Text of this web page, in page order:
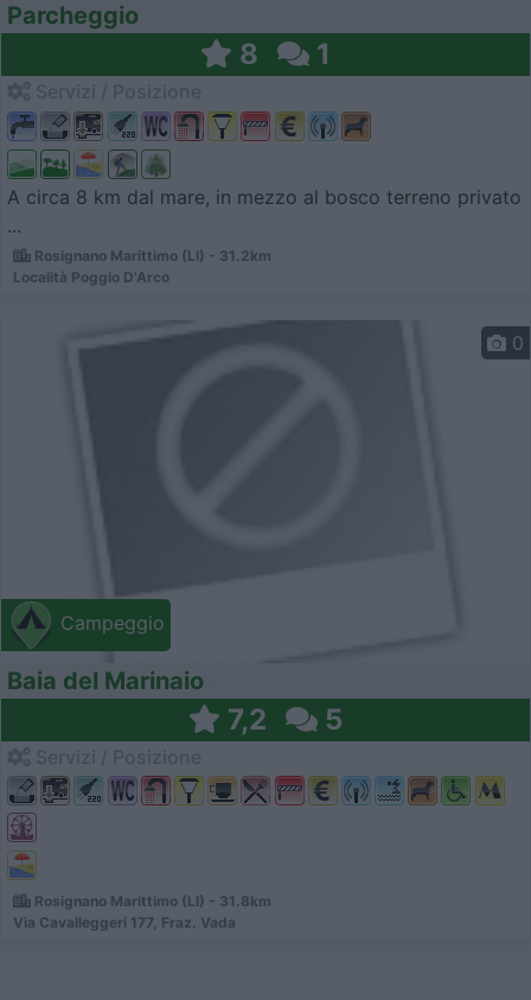
Parcheggio
8 1
A circa 8 km dal mare, in mezzo al bosco terreno privato
...
Rosignano Marittimo (LI) - 31.2km
Località Poggio D'Arco
Campeggio
0
Baia del Marinaio
7,2 5
Rosignano Marittimo (LI) - 31.8km
Via Cavalleggeri 177, Fraz. Vada